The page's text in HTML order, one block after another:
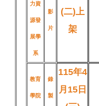
力資
源發
展學
系
影
片
(二)上
架
教育
學院
錄
製
115年4
月15日